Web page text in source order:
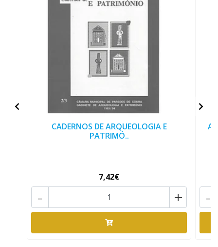
CADERNOS DE ARQUEOLOGIA E
PATRIMÓ..
7,42€
+
- -